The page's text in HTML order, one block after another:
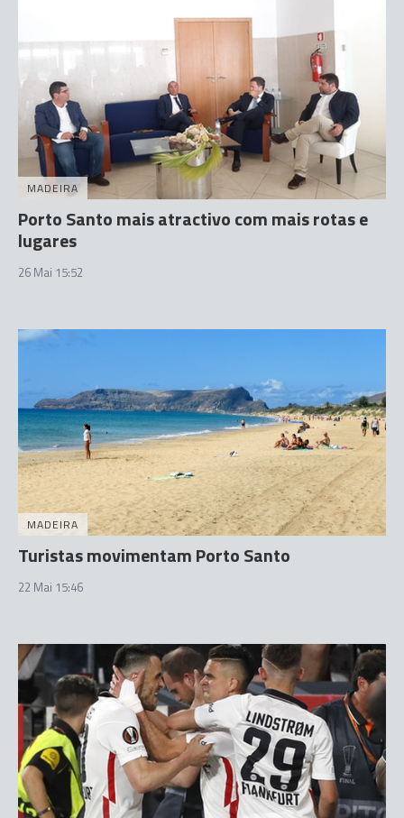
MADEIRA
Porto Santo mais atractivo com mais rotas e
lugares
26 Mai 15:52
MADEIRA
Turistas movimentam Porto Santo
22 Mai 15:46